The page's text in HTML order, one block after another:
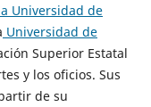
Universidad de
Universidad de
Superior Estatal
y los oficios. Sus
de su